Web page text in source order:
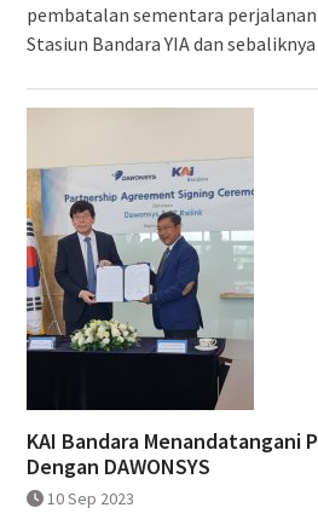
pembatalan sementara perjalanan
Stasiun Bandara YIA dan
KAI Bandara Menandatangani
Dengan DAWONSYS
10 Sep 2023